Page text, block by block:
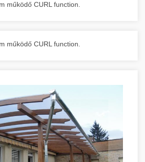
működő CURL function.
működő CURL function.